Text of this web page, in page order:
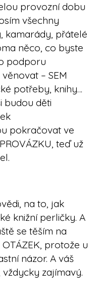
provozní dobu
všechny
kamarády, přátelé
něco, co byste
podporu
– SEM
potřeby, knihy…
budou děti
pokračovat ve
teď už
na to, jak
knižní perličky. A
se těším na
protože u
názor. A váš
zajímavý.